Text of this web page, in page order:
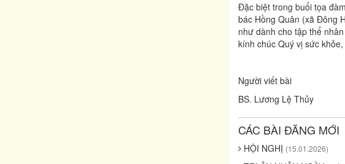
Đặc biệt trong buổi tọa
bác Hồng Quân (xã Đông
như dành cho tập thể
kính chúc Quý vị sức
Người viết bài
BS. Lương Lệ Thủy
CÁC BÀI ĐĂNG MỚI
HỘI NGHỊ (15.01.2026)